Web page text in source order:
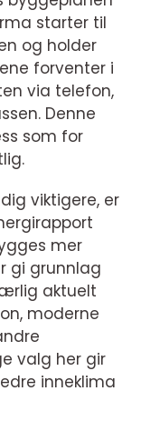
starter til
og holder
forventer i
via telefon,
Denne
som for
viktigere, er
mer
gi grunnlag
aktuelt
moderne
valg her gir
inneklima